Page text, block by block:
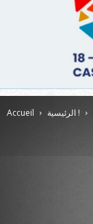
Accueil الرئيسية !